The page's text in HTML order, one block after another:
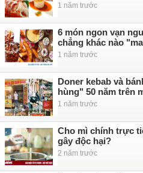
1 năm trước
6 món ngon vạn
chẳng khác nào
1 năm trước
Doner kebab và
hùng" 50 năm trên
1 năm trước
Cho mì chính trực
gây độc hại?
2 năm trước